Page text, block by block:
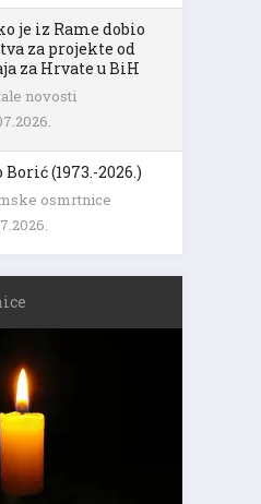
je iz Rame dobio
za projekte od
za Hrvate u BiH
novosti
Borić (1973.-2026.)
osmrtnice